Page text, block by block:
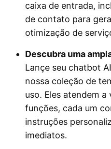
caixa de entrada,
de contato para
otimização de
Descubra uma
Lançe seu chatbot
nossa coleção de
uso. Eles atendem a
funções, cada um
instruções
imediatos.